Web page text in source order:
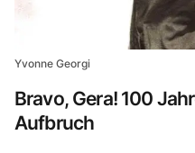
Yvonne Georgi
Bravo, Gera! 100
Aufbruch